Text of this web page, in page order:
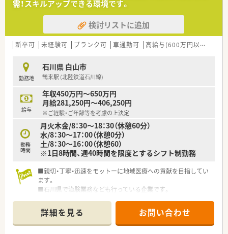
需！スキルアップできる環境です。
検討リストに追加
新卒可 未経験可 ブランク可 車通勤可 高給与(600万円以上)
勤務地
石川県 白山市
鶴来駅 (北陸鉄道石川線)
給与
年収450万円～650万円
月給281,250円～406,250円
※ご経験・ご年齢等を考慮の上決定
勤務
時間
月火木金/8：30～18：30（休憩60分）
水/8：30～17：00（休憩0分）
土/8：30～16：00（休憩60）
※1日8時間、週40時間を限度とするシフト制勤務
■親切・丁寧・迅速をモットーに地域医療への貢献を目指してい
ます。
■石川県で治験業務なども行っている企業です。
詳細を見る お問い合わせ